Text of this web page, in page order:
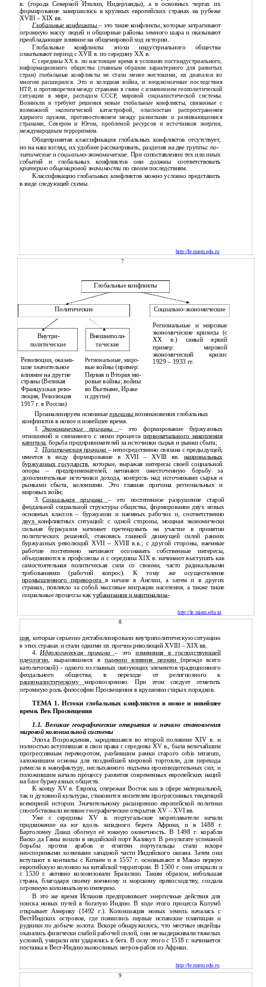
в. (города Северной Италии, Нидерланды), а в основных чертах их
формирование завершилось в крупных европейских странах на рубеже
XVIII – XIX вв.
Глобальные конфликты– это такие конфликты, которые затрагивают
огромную массу людей и обширные районы земного шара и оказывают
преобладающее влияние на общемировой ход истории.
Глобальные конфликты эпохи индустриального общества
охватывают период с XVII в. по середину XX в.
С середины XX в. по настоящее время в условиях постиндустриального,
информационного общества (главным образом характерного для развитых
стран) глобальные конфликты не стали менее жестокими, их диапазон во
многом расширился. Это и холодная война, и неоднозначные последствия
НТР, и противоречия между странами в связи с изменением геополитической
ситуации в мире, распадом СССР, мировой социалистической системы.
Возникли и требуют решения новые глобальные конфликты, связанные с
возможной экологической катастрофой, опасностью распространения
ядерного оружия, противостоянием между развитыми и развивающимися
странами, Севером и Югом, проблемой ресурсов и источников энергии,
международным терроризмом.
Общепринятая классификация глобальных конфликтов отсутствует,
но на наш взгляд, их удобнее рассматривать, разделив на две группы: по-
литические исоциально-экономические. При сопоставлении тех или иных
событий и глобальных конфликтов они должны соответствовать
критерию общемировой значимости по своим последствиям.
Классификацию глобальных конфликтов можно условно представить
в виде следующей схемы.
http://fe.miem.edu.ru
7
Глобальные конфликты
Политические
Внутри- Внешнеполи-
политические тические
Революции, оказав- Региональные, миро-
шие значительное вые войны (пример:
влияние на другие Первая и Вторая ми-
страны (Великая ровые войны; войны
Французская рево- во Вьетнаме, Ираке
люция, Революция
и другие)
1917 г. в России)
Социально-экономические
Региональные и мировые
экономические кризисы (с
XX в.) самый яркий
пример: мировой
экономический кризис
1929 – 1933 гг.
Проанализируем основныепричины возникновения глобальных
конфликтов в новое и новейшее время.
1. Экономические причины– это формирование буржуазных
отношений и связанного с ними процессапервоначального накопления
капитала, борьба предпринимателей за источники сырья и рынки сбыта;
2. Политическая причина – непосредственно связана с предыдущей;
имеется в виду формирование в XVII – XVIII вв. национальных
буржуазных государств, которые, выражая интересы своей социальной
опоры – предпринимателей, начинают ожесточенную борьбу за
дополнительные источники дохода, контроль над источниками сырья и
рынками сбыта, колониями. Это главная причина региональных и
мировых войн;
3.
Социальная причина – это постепенное разрушение старой
феодальной социальной структуры общества, формирование двух новых
основных классов – буржуазии и наемных рабочих и, соответственно
двухконфликтных ситуаций: с одной стороны, мощная экономически
сильная буржуазия начинает претендовать на участие в принятии
политических решений, становясь главной движущей силой ранних
буржуазных революций XVII – XVIII в.в.; с другой стороны, наемные
рабочие постепенно начинают осознавать собственные интересы,
объединяются в профсоюзы и с середины XIX в. начинают выступать как
самостоятельная политическая сила со своими, часто радикальными
требованиями (рабочий вопрос). К тому же осуществление
промышленного переворота в начале в Англии, а затем и в других
странах, повлекло за собой массовые миграции населения, а также такие
социальные процессы какурбанизация и маргинализа-
http://fe.miem.edu.ru
8
ция, которые серьезно дестабилизировали внутриполитическую ситуацию
в этих странах и стали одними их причин революций XVIII – XIX вв.
4. Идеологическая причина – это изменения в господствующей
идеологии, выразившиеся впадении влияния церкви (прежде всего
католической) – одного из главных связующих элементов традиционного
феодального общества; в переходе от религиозного к
рационалистическомумировоззрению. При этом следует отметить
огромную роль философии Просвещения в крушении старых порядков.
ТЕМА 1. Истоки глобальных конфликтов в новое и новейшее
время. Век Просвещения
1.1. Великие географические открытия и начало становления
мировой колониальной системы
Эпоха Возрождения, зародившаяся во второй половине XIV в. и
полностью вступившая в свои права с середины XV в., была величайшим
прогрессивным переворотом, разбившим рамки старого orbis terrarum,
заложившим основы для позднейшей мировой торговли, для перехода
ремесла в мануфактуру, неслыханного подъема производительных сил; и
положившим начало процессу развития современных европейских наций
на базе буржуазных обществ.
К концу XV в. Европа, опережая Восток как в сфере материальной,
так и духовной культуры, становится носителем прогрессивных тенденций
всемирной истории. Значительному расширению европейской политики
способствовали великие географические открытия XV – XVI вв.
Уже с середины XV в. португальские мореплаватели начали
продвижение на юг вдоль западного берега Африки, и в 1488 г.
Бартоломеу Диаш обогнул её южную оконечность. В 1498 г. корабли
Васко да Гамы вошли в индийский порт Каликут. В результате успешной
борьбы против арабов и египтян португальцы стали вскоре
неоспоримыми хозяевами западной части Индийского океана. Затем они
вступают в контакты с Китаем и в 1557 г. основывают в Макао первую
европейскую колонию на китайской территории. В 1500 г. они открыли и
с 1530 г. активно колонизовали Бразилию. Таким образом, небольшая
страна, благодаря своему военному и морскому превосходству, создала
огромную колониальную империю.
В это же время Испания предпринимает энергичные действия для
поиска новых путей в богатую Индию. В ходе этого процесса Колумб
открывает Америку (1492 г.). Колонизация новых земель началась с
ВестИндских островов, где появились первые испанские плантации и
рудники по добыче золота. Вскоре обнаружилось, что местные индейцы
оказались физически слабой рабочей силой, они не выдерживали тяжелых
условий, умирали или ударялись в бега. В силу этого с 1518 г. начинается
поставка в Вест-Индию выносливых негров-рабов из Африки.
http://fe.miem.edu.ru
9